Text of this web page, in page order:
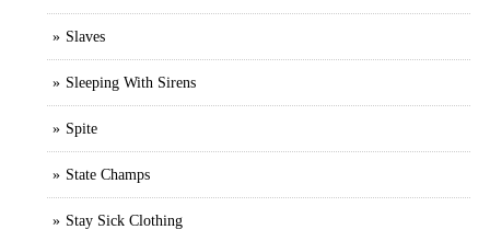
Slaves
Sleeping With Sirens
Spite
State Champs
Stay Sick Clothing